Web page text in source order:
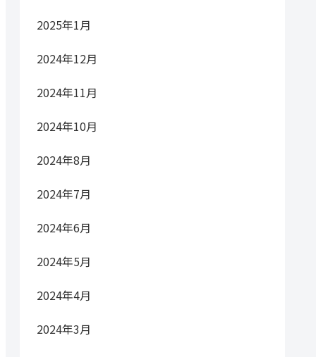
2025年1月
2024年12月
2024年11月
2024年10月
2024年8月
2024年7月
2024年6月
2024年5月
2024年4月
2024年3月